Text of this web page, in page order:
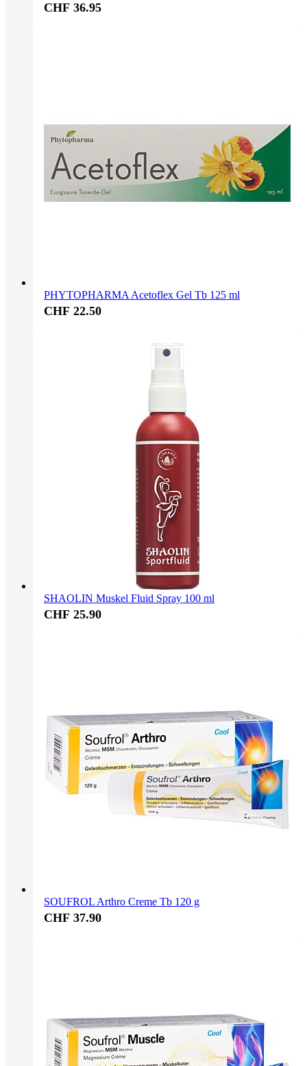
CHF 36.95
PHYTOPHARMA Acetoflex Gel Tb 125 ml
CHF 22.50
SHAOLIN Muskel Fluid Spray 100 ml
CHF 25.90
SOUFROL Arthro Creme Tb 120 g
CHF 37.90